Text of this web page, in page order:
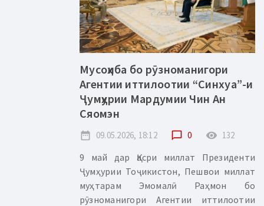
Мусоҳиба бо рӯзноманигори
Агентии иттилоотии “Синхуа”-и
Ҷумҳурии Мардумии Чин Ан
Сяомэн
date_range 09.05.2026, 18:12 chat_bubble_outline 0 remove_red_eye 132
9 май дар Қасри миллат Президенти
Ҷумҳурии Тоҷикистон, Пешвои миллат
муҳтарам Эмомалӣ Раҳмон бо
рӯзноманигори Агентии иттилоотии